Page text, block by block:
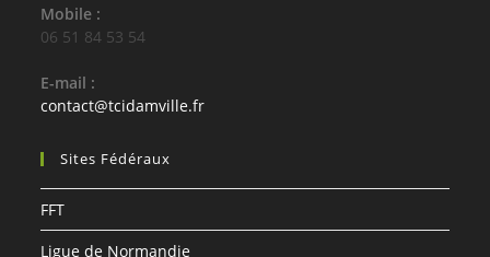
Mobile :
06 51 84 53 54
E-mail :
contact@tcidamville.frS’ouvre
Sites Fédéraux
FFT
Ligue de Normandie